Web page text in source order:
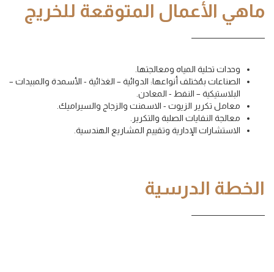
ماهي الأعمال المتوقعة للخريج
وحدات تحلية المياه ومعالجتها.
الصناعات بمُختلف أنواعها: الدوائية – الغذائية - الأسمدة والمبيدات –
البلاستيكية – النفط - المعادن.
معامل تكرير الزيوت - الاسمنت والزجاج والسيراميك.
معالجة النفايات الصلبة والتكرير.
الاستشارات الإدارية وتقييم المشاريع الهندسية.
الخطة الدرسية